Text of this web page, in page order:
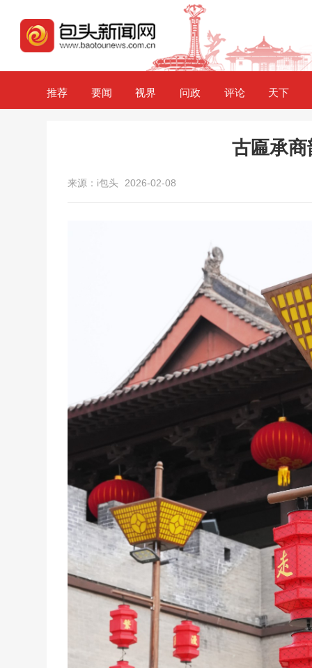
推荐 要闻 视界 问政 评论 天下
古匾承
来源：i包头 2026-02-08